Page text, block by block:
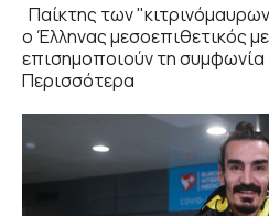
Παίκτης των
ο Έλληνας μεσοεπιθετικός
επισημοποιούν τη
Περισσότερα